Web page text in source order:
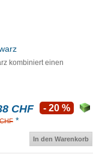
kombiniert einen
CHF
*
- 20 %
In den Warenkorb